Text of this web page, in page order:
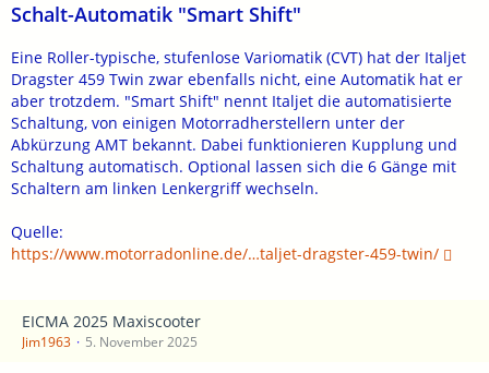
Schalt-Automatik "Smart Shift"
Eine Roller-typische, stufenlose Variomatik (CVT) hat der Italjet
Dragster 459 Twin zwar ebenfalls nicht, eine Automatik hat er
aber trotzdem. "Smart Shift" nennt Italjet die automatisierte
Schaltung, von einigen Motorradherstellern unter der
Abkürzung AMT bekannt. Dabei funktionieren Kupplung und
Schaltung automatisch. Optional lassen sich die 6 Gänge mit
Schaltern am linken Lenkergriff wechseln.
Quelle:
https://www.motorradonline.de/…taljet-dragster-459-twin/
EICMA 2025 Maxiscooter
Jim1963 5. November 2025